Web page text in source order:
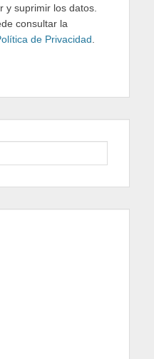
y suprimir los datos.
consultar la
de Privacidad